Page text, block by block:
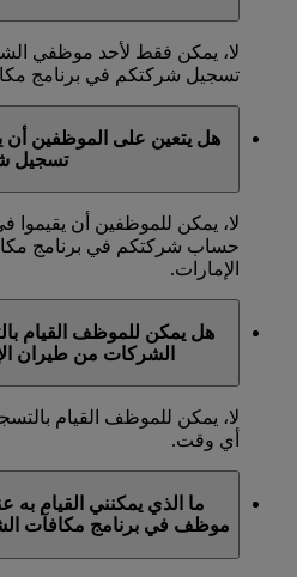
لا، يمكن فقط لأحد موظفي
تسجيل شركتكم في برنامج
هل يتعين على الموظفين أن
تسجيل
لا، يمكن للموظفين أن يقيموا
حساب شركتكم في برنامج
الإمارات.
هل يمكن للموظف القيام
الشركات من طيران
لا، يمكن للموظف القيام
أي وقت.
ما الذي يمكنني القيام به
موظف في برنامج مكافآت